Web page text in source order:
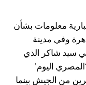
معلومات بشأن
وفي مدينة
سيد شاكر الذي
اليوم’
من الجيش بينما